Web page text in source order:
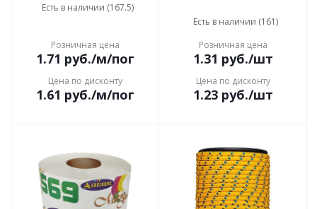
Есть в наличии (167.5)
Розничная цена
1.71 руб./м/пог
Цена по дисконту
1.61 руб./м/пог
Есть в наличии (161)
Розничная цена
1.31 руб./шт
Цена по дисконту
1.23руб./шт